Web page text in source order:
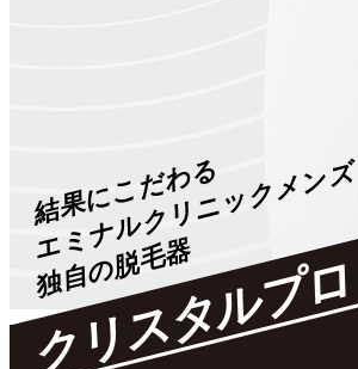
結果にこだわる
エミナルクリニックメンズ
独自の脱毛器
クリスタルプロ